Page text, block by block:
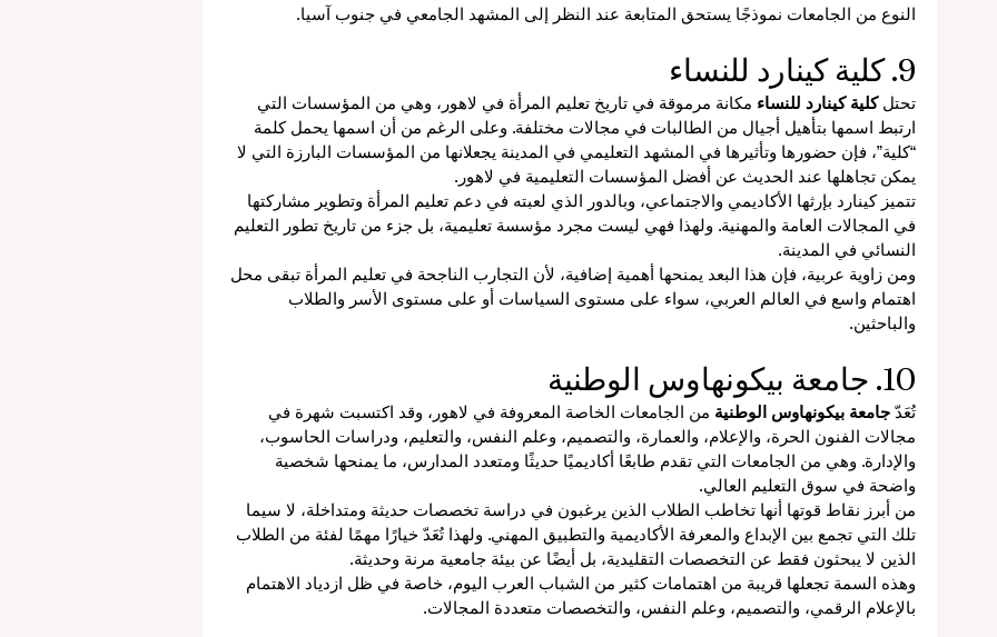
النوع من الجامعات نموذجًا يستحق المتابعة عند النظر إلى المشهد الجامعي في جنوب آسيا.
9. كلية كينارد للنساء
تحتل كلية كينارد للنساء مكانة مرموقة في تاريخ تعليم المرأة في لاهور، وهي من المؤسسات التي
ارتبط اسمها بتأهيل أجيال من الطالبات في مجالات مختلفة. وعلى الرغم من أن اسمها يحمل كلمة
“كلية”، فإن حضورها وتأثيرها في المشهد التعليمي في المدينة يجعلانها من المؤسسات البارزة التي لا
يمكن تجاهلها عند الحديث عن أفضل المؤسسات التعليمية في لاهور.
تتميز كينارد بإرثها الأكاديمي والاجتماعي، وبالدور الذي لعبته في دعم تعليم المرأة وتطوير مشاركتها
في المجالات العامة والمهنية. ولهذا فهي ليست مجرد مؤسسة تعليمية، بل جزء من تاريخ تطور التعليم
النسائي في المدينة.
ومن زاوية عربية، فإن هذا البعد يمنحها أهمية إضافية، لأن التجارب الناجحة في تعليم المرأة تبقى محل
اهتمام واسع في العالم العربي، سواء على مستوى السياسات أو على مستوى الأسر والطلاب
والباحثين.
10. جامعة بيكونهاوس الوطنية
تُعَدّ جامعة بيكونهاوس الوطنية من الجامعات الخاصة المعروفة في لاهور، وقد اكتسبت شهرة في
مجالات الفنون الحرة، والإعلام، والعمارة، والتصميم، وعلم النفس، والتعليم، ودراسات الحاسوب،
والإدارة. وهي من الجامعات التي تقدم طابعًا أكاديميًا حديثًا ومتعدد المدارس، ما يمنحها شخصية
واضحة في سوق التعليم العالي.
من أبرز نقاط قوتها أنها تخاطب الطلاب الذين يرغبون في دراسة تخصصات حديثة ومتداخلة، لا سيما
تلك التي تجمع بين الإبداع والمعرفة الأكاديمية والتطبيق المهني. ولهذا تُعَدّ خيارًا مهمًا لفئة من الطلاب
الذين لا يبحثون فقط عن التخصصات التقليدية، بل أيضًا عن بيئة جامعية مرنة وحديثة.
وهذه السمة تجعلها قريبة من اهتمامات كثير من الشباب العرب اليوم، خاصة في ظل ازدياد الاهتمام
بالإعلام الرقمي، والتصميم، وعلم النفس، والتخصصات متعددة المجالات.